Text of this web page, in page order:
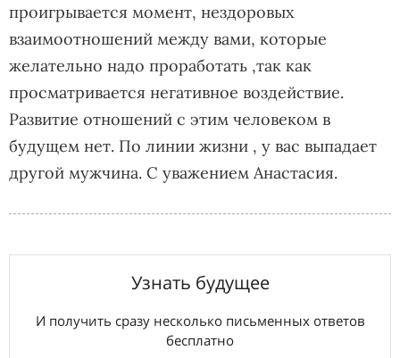
проигрывается момент, нездоровых
взаимоотношений между вами, которые
желательно надо проработать ,так как
просматривается негативное воздействие.
Развитие отношений с этим человеком в
будущем нет. По линии жизни , у вас выпадает
другой мужчина. С уважением Анастасия.
Узнать будущее
И получить сразу несколько письменных ответов
бесплатно